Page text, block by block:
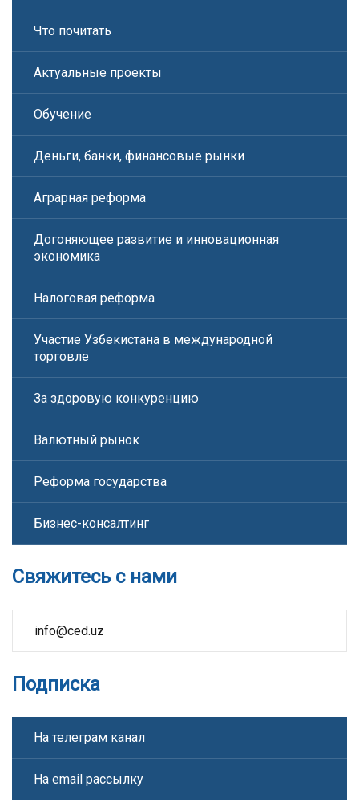
Что почитать
Актуальные проекты
Обучение
Деньги, банки, финансовые рынки
Аграрная реформа
Догоняющее развитие и инновационная
экономика
Налоговая реформа
Участие Узбекистана в международной
торговле
За здоровую конкуренцию
Валютный рынок
Реформа государства
Бизнес-консалтинг
Свяжитесь с нами
info@ced.uz
Подписка
На телеграм канал
На email рассылку